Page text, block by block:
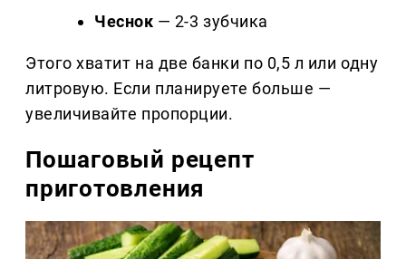
Чеснок — 2-3 зубчика
Этого хватит на две банки по 0,5 л или одну
литровую. Если планируете больше —
увеличивайте пропорции.
Пошаговый рецепт
приготовления